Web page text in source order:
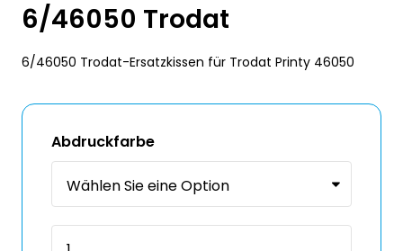
6/46050 Trodat
6/46050 Trodat-Ersatzkissen für Trodat Printy 46050
Abdruckfarbe